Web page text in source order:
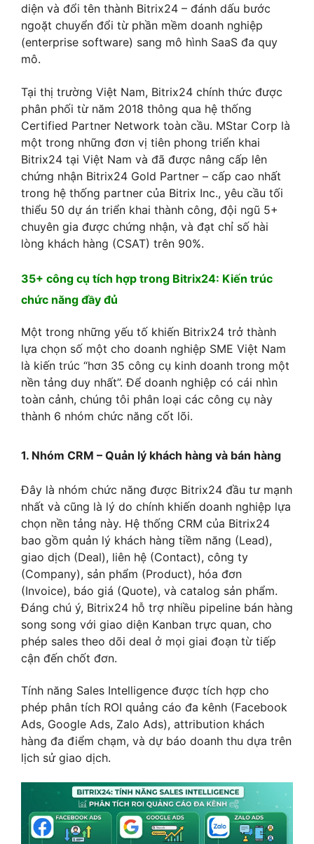
diện và đổi tên thành Bitrix24 – đánh dấu bước
ngoặt chuyển đổi từ phần mềm doanh nghiệp
(enterprise software) sang mô hình SaaS đa quy
mô.
Tại thị trường Việt Nam, Bitrix24 chính thức được
phân phối từ năm 2018 thông qua hệ thống
Certified Partner Network toàn cầu. MStar Corp là
một trong những đơn vị tiên phong triển khai
Bitrix24 tại Việt Nam và đã được nâng cấp lên
chứng nhận Bitrix24 Gold Partner – cấp cao nhất
trong hệ thống partner của Bitrix Inc., yêu cầu tối
thiểu 50 dự án triển khai thành công, đội ngũ 5+
chuyên gia được chứng nhận, và đạt chỉ số hài
lòng khách hàng (CSAT) trên 90%.
35+ công cụ tích hợp trong Bitrix24: Kiến trúc
chức năng đầy đủ
Một trong những yếu tố khiến Bitrix24 trở thành
lựa chọn số một cho doanh nghiệp SME Việt Nam
là kiến trúc “hơn 35 công cụ kinh doanh trong một
nền tảng duy nhất”. Để doanh nghiệp có cái nhìn
toàn cảnh, chúng tôi phân loại các công cụ này
thành 6 nhóm chức năng cốt lõi.
1. Nhóm CRM – Quản lý khách hàng và bán hàng
Đây là nhóm chức năng được Bitrix24 đầu tư mạnh
nhất và cũng là lý do chính khiến doanh nghiệp lựa
chọn nền tảng này. Hệ thống CRM của Bitrix24
bao gồm quản lý khách hàng tiềm năng (Lead),
giao dịch (Deal), liên hệ (Contact), công ty
(Company), sản phẩm (Product), hóa đơn
(Invoice), báo giá (Quote), và catalog sản phẩm.
Đáng chú ý, Bitrix24 hỗ trợ nhiều pipeline bán hàng
song song với giao diện Kanban trực quan, cho
phép sales theo dõi deal ở mọi giai đoạn từ tiếp
cận đến chốt đơn.
Tính năng Sales Intelligence được tích hợp cho
phép phân tích ROI quảng cáo đa kênh (Facebook
Ads, Google Ads, Zalo Ads), attribution khách
hàng đa điểm chạm, và dự báo doanh thu dựa trên
lịch sử giao dịch.